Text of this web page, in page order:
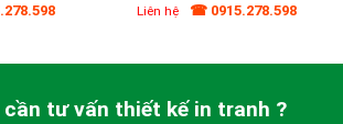
Liên hệ ☎ 0915.278.598
cần tư vấn thiết kế in tranh ?